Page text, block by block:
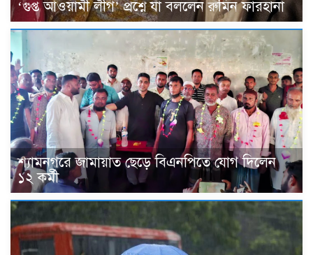
‘গুপ্ত আওয়ামী লীগ’ প্রশ্নে যা বললেন রুমিন ফারহানা
শ্যামনগরে জামায়াত ছেড়ে বিএনপিতে যোগ দিলেন
১২ কর্মী